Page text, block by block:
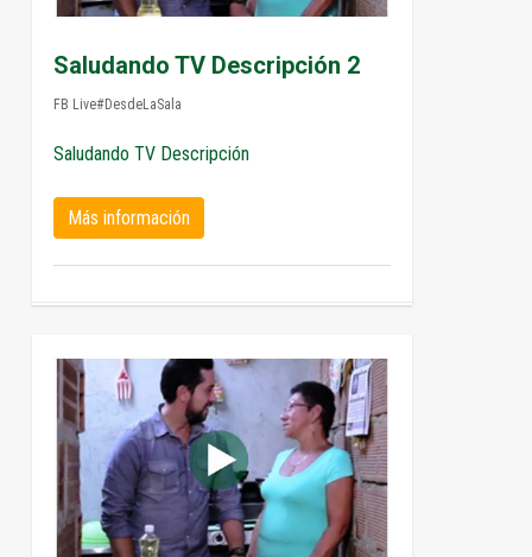
Saludando TV Descripción 2
FB Live#DesdeLaSala
Saludando TV Descripción
Más información